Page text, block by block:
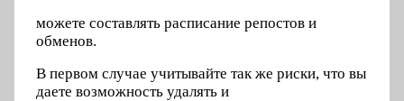
можете составлять расписание репостов и
обменов.
В первом случае учитывайте так же риски, что вы
даете возможность удалять и